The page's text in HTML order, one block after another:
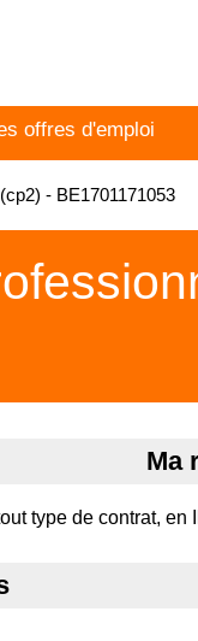
offres d'emploi
- BE1701171053
Ma
type de contrat, en